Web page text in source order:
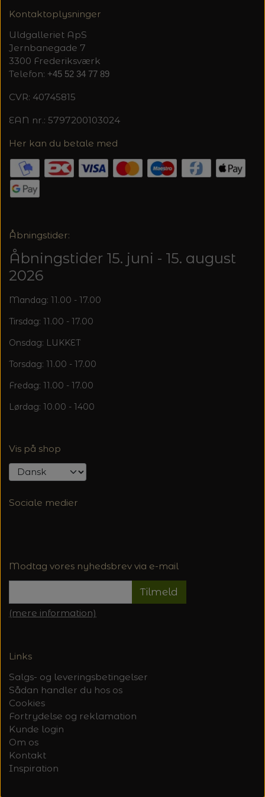
Kontaktoplysninger
Uldgalleriet ApS
Jernbanegade 7
3300 Frederiksværk
Telefon: +45 52 34 77 89
CVR: 40745815
EAN nr.: 5797200103024
Her kan du betale med
Åbningstider:
Åbningstider 15. juni - 15. august
2026
Mandag: 11.00 - 17.00
Tirsdag: 11.00 - 17.00
Onsdag: LUKKET
Torsdag: 11.00 - 17.00
Fredag: 11.00 - 17.00
Lørdag: 10.00 - 1400
Vis på shop
Sociale medier
Modtag vores nyhedsbrev via e-mail
Tilmeld
(mere information)
Links
Salgs- og leveringsbetingelser
Sådan handler du hos os
Cookies
Fortrydelse og reklamation
Kunde login
Om os
Kontakt
Inspiration